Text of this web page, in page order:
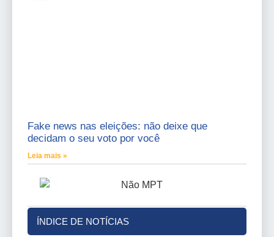
Fake news nas eleições: não deixe que
decidam o seu voto por você
Leia mais »
ÍNDICE DE NOTÍCIAS